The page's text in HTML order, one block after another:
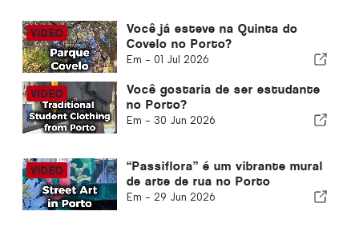
Você já esteve na Quinta do
Covelo no Porto?
Em - 01 Jul 2026
Você gostaria de ser estudante
no Porto?
Em - 30 Jun 2026
“Passiflora” é um vibrante mural
de arte de rua no Porto
Em - 29 Jun 2026